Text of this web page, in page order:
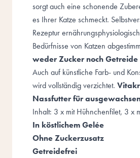
sorgt auch eine schonende
es Ihrer Katze schmeckt.
Rezeptur
Bedürfnisse von Katzen
weder Zucker noch
Auch auf künstliche Farb- und
wird vollständig verzichtet.
Nassfutter für
Inhalt: 3 x mit Hühnchenfilet, 3 x
In köstlichemGelée
Ohne Zuckerzusatz
Getreidefrei